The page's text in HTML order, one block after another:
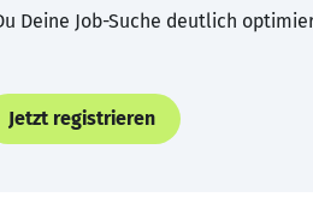
Deine Job-Suche deutlich
Jetzt registrieren